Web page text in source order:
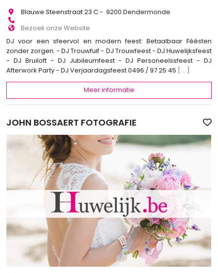
Blauwe Steenstraat 23 C - 9200 Dendermonde
Bezoek onze Website
DJ voor een sfeervol en modern feest: Betaalbaar Féésten
zonder zorgen. - DJ Trouwfuif - DJ Trouwfeest - DJ Huwelijksfeest
- DJ Bruiloft - DJ Jubileumfeest - DJ Personeelssfeest - DJ
Afterwork Party - DJ Verjaardagsfeest 0496 / 97 25 45 [...]
Meer informatie
JOHN BOSSAERT FOTOGRAFIE